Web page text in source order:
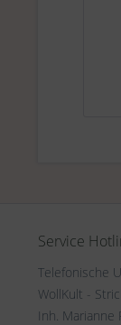
Service
Telefonische
WollKult -
Inh. Marianne